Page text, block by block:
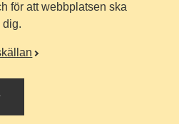
för att webbplatsen ska
dig.